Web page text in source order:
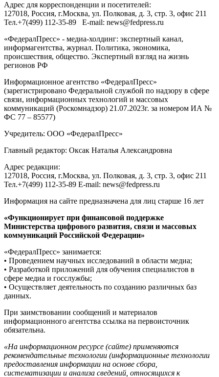
Адрес для корреспонденции и посетителей:
127018, Россия, г.Москва, ул. Полковая, д. 3, стр. 3, офис 211
Тел.+7(499) 112-35-89 E-mail: news@fedpress.ru
«ФедералПресс» - медиа-холдинг: экспертный канал,
информагентства, журнал. Политика, экономика,
происшествия, общество. Экспертный взгляд на жизнь
регионов РФ
Информационное агентство «ФедералПресс»
(зарегистрировано Федеральной службой по надзору в сфере
связи, информационных технологий и массовых
коммуникаций (Роскомнадзор) 21.07.2023г. за номером ИА №
ФС 77 – 85577)
Учредитель: ООО «ФедералПресс»
Главный редактор: Оксак Наталья Александровна
Адрес редакции:
127018, Россия, г.Москва, ул. Полковая, д. 3, стр. 3, офис 211
Тел.+7(499) 112-35-89 E-mail: news@fedpress.ru
Информация на сайте предназначена для лиц старше 16 лет
«Функционирует при финансовой поддержке
Министерства цифрового развития, связи и массовых
коммуникаций Российской Федерации»
«ФедералПресс» занимается:
• Проведением научных исследований в области медиа;
• Разработкой приложений для обучения специалистов в
сфере медиа и госслужбы;
• Осуществляет деятельность по созданию различных баз
данных.
При заимствовании сообщений и материалов
информационного агентства ссылка на первоисточник
обязательна.
«На информационном ресурсе (сайте) применяются
рекомендательные технологии (информационные технологии
предоставления информации на основе сбора,
систематизации и анализа сведений, относящихся к